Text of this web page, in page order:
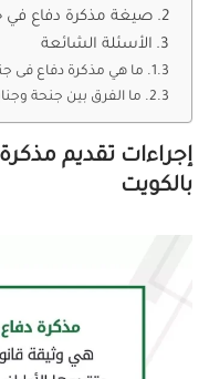
صيغة مذكرة دفاع في
الأسئلة الشائعة
ما هي مذكرة دفاع فى
ما الفرق بين جنحة
إجراءات تقديم
بالكويت